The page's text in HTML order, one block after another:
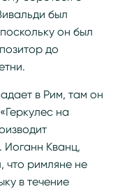
был
он был
до
в Рим, там он
на
Иоганн Кванц,
что римляне не
в течение